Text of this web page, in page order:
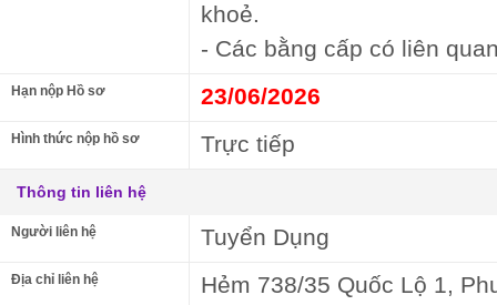
khoẻ.
- Các bằng cấp có liên
Hạn nộp Hồ sơ 23/06/2026
Hình thức nộp hồ sơ Trực tiếp
Thông tin liên hệ
Người liên hệ Tuyển Dụng
Địa chỉ liên hệ
Hẻm 738/35 Quốc Lộ 1,